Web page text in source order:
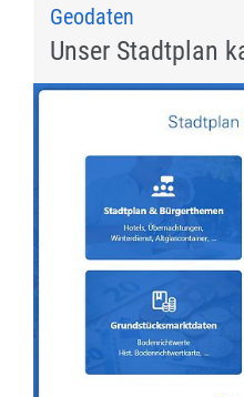
Geodaten
Unser Stadtplan